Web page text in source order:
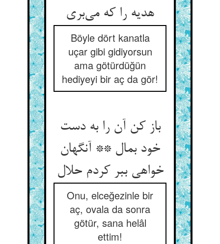
هدیه را که می‌بری
Böyle dört kanatla
uçar gibi gidiyorsun
ama götürdüğün
hediyeyi bir aç da gör!
باز کن آن را به دست
خود بمال ** آنگهان
خواهی ببر کردم حلال
Onu, elceğezinle bir
aç, ovala da sonra
götür, sana helâl
ettim!